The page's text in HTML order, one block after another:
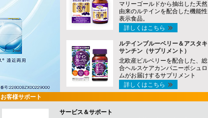
マリーゴールドから抽出した天然
由来のルテインを配合した機能性
表示食品。
詳しくはこちら
ルテインブルーベリー＆アスタキ
サンチン（サプリメント）
北欧産ビルベリーを配合した、総
合ヘルスケアカンパニーボシュロ
ムがお届けするサプリメント
詳しくはこちら
お客様サポート
サービス＆サポート